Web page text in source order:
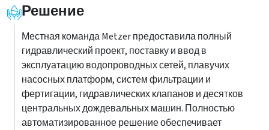
Решение
Местная команда Metzer предоставила полный
гидравлический проект, поставку и ввод в
эксплуатацию водопроводных сетей, плавучих
насосных платформ, систем фильтрации и
фертигации, гидравлических клапанов и десятков
центральных дождевальных машин. Полностью
автоматизированное решение обеспечивает